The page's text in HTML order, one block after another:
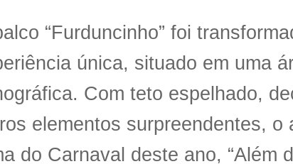
“Furduncinho” foi
única, situado em uma
Com teto espelhado,
elementos surpreendentes, o
do Carnaval deste ano, “Além